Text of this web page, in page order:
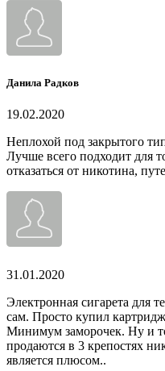
Данила Радков
19.02.2020
Неплохой под закрытого
Лучше всего подходит для
отказаться от никотина,
31.01.2020
Электронная сигарета для
сам. Просто купил
Минимум заморочек. Ну и
продаются в 3 крепостях
является плюсом..